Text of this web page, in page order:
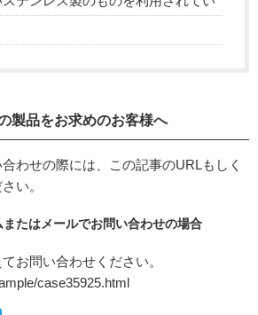
製品をお求めのお客様へ
わせの際には、この記事のURLもしく
い。
たはメールでお問い合わせの場合
お問い合わせください。
case35925.html